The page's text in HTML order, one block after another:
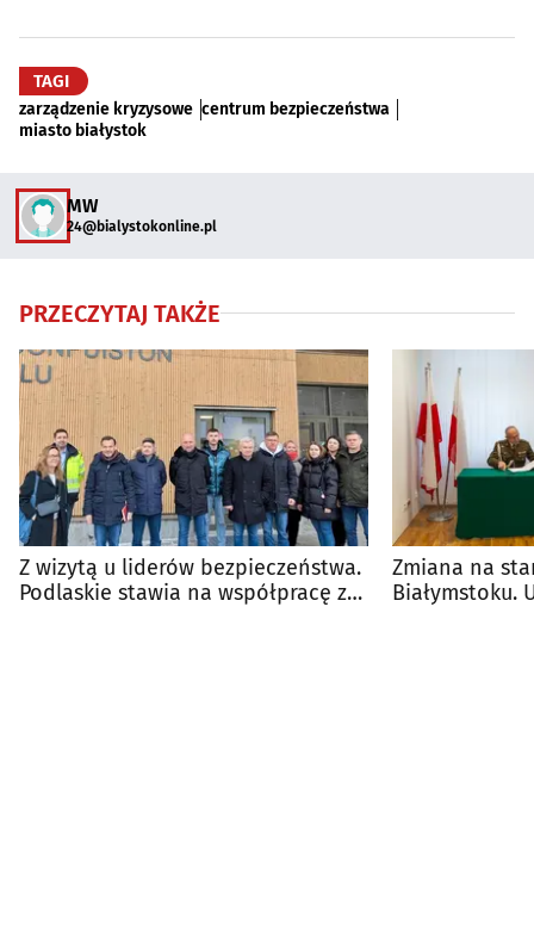
TAGI
zarządzenie kryzysowe centrum bezpieczeństwa
miasto białystok
MW
24@bialystokonline.pl
PRZECZYTAJ TAKŻE
Z wizytą u liderów bezpieczeństwa.
Podlaskie stawia na współpracę z
Zmiana na
Białymstoku.